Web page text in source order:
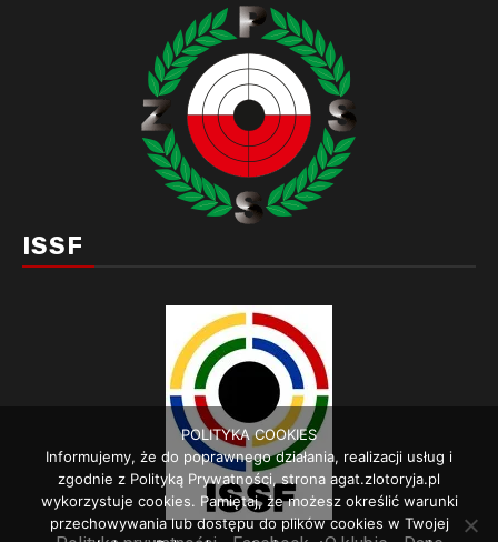
ISSF
POLITYKA COOKIES
Informujemy, że do poprawnego działania, realizacji usług i
zgodnie z Polityką Prywatności, strona agat.zlotoryja.pl
wykorzystuje cookies. Pamiętaj, że możesz określić warunki
przechowywania lub dostępu do plików cookies w Twojej